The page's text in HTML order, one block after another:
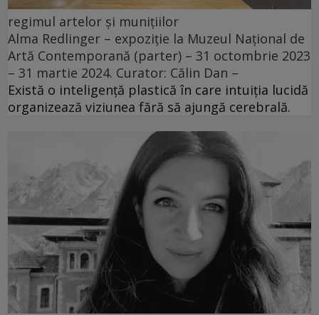
regimul artelor și munițiilor
Alma Redlinger – expoziție la Muzeul Național de
Artă Contemporană (parter) – 31 octombrie 2023
– 31 martie 2024. Curator: Călin Dan –
Există o inteligență plastică în care intuiția lucidă
organizează viziunea fără să ajungă cerebrală.